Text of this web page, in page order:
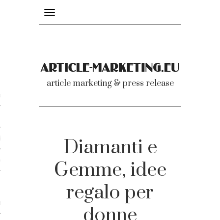
Toggle
navigation
article marketing & press release
Diamanti e
Gemme, idee
regalo per